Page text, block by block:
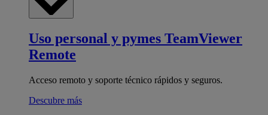
Uso personal y pymes TeamViewer
Remote
Acceso remoto y soporte técnico rápidos y seguros.
Descubre más